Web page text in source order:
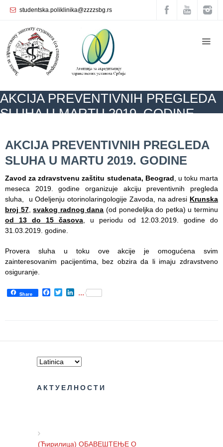
studentska.poliklinika@zzzzsbg.rs
AKCIJA PREVENTIVNIH PREGLEDA
SLUHA U MARTU 2019. GODINE
AKCIJA PREVENTIVNIH PREGLEDA
SLUHA U MARTU 2019. GODINE
Zavod za zdravstvenu zaštitu studenata, Beograd , u toku marta
meseca 2019. godine organizuje akciju preventivnih pregleda
sluha, u Odelјenju otorinolaringologije Zavoda, na adresi Krunska
broj 57,svakog radnog dana (od ponedelјka do petka) u terminu
od 13 do 15 časova , u periodu od 12.03.2019. godine do
31.03.2019. godine.
Provera sluha u toku ove akcije je omogućena svim
zainteresovanim pacijentima, bez obzira da li imaju zdravstveno
osiguranje.
Share Facebook
TwitterLinkedIn
...
АКТУЕЛНОСТИ
(Ћирилица) ОБАВЕШТЕЊЕ О
Početna
О
nama
organizacija
Služba
opšte
Služba za
zdravstvenu
zaštitu žena
Služba
zdravstvene
zaštite
specijalističko
i očuvanje
zdravlja
Služba za
Stacionar